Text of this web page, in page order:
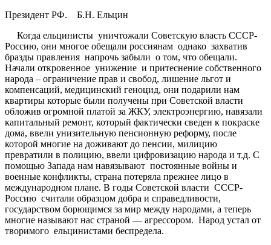
Пpезидент РФ. Б.H. Ельцин
Когда ельцинисты уничтожали Советскую власть СССР-
Россию, они многое обещали россиянам однако захватив
бразды правления напрочь забыли о том, что обещали.
Начали откровенное унижение и притеснение собственного
народа – ограничение прав и свобод, лишение льгот и
компенсаций, медицинский геноцид, они подарили нам
квартиры которые были получены при Советской власти
обложив огромной платой за ЖКУ, электроэнергию, навязали
капитальный ремонт, который фактически сведен к покраске
дома, ввели унизительную пенсионную реформу, после
которой многие на доживают до пенсии, милицию
превратили в полицию, ввели цифровизацию народа и т.д. С
помощью Запада нам навязывают постоянные войны и
военные конфликты, страна потеряла прежнее лицо в
международном плане. В годы Советской власти СССР-
Россию считали образцом добра и справедливости,
государством борющимся за мир между народами, а теперь
многие называют нас страной — агрессором. Народ устал от
творимого ельцинистами беспредела.